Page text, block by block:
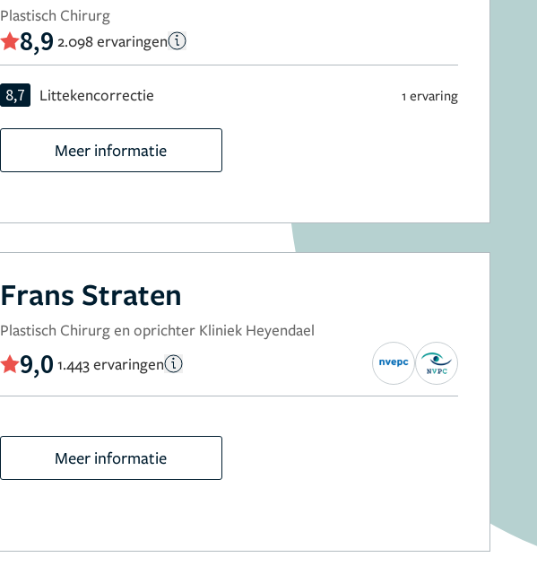
Plastisch Chirurg
8,9 2.098 ervaringen
8,7 Littekencorrectie 1 ervaring
Meer informatie
Frans Straten
Plastisch Chirurg en oprichter Kliniek Heyendael
9,0 1.443 ervaringen
Meer informatie